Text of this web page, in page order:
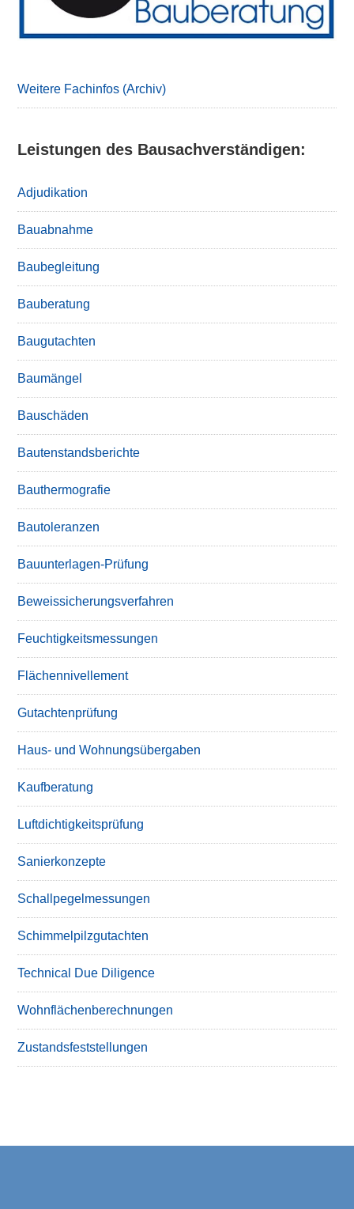
Weitere Fachinfos (Archiv)
Leistungen des Bausachverständigen:
Adjudikation
Bauabnahme
Baubegleitung
Bauberatung
Baugutachten
Baumängel
Bauschäden
Bautenstandsberichte
Bauthermografie
Bautoleranzen
Bauunterlagen-Prüfung
Beweissicherungsverfahren
Feuchtigkeitsmessungen
Flächennivellement
Gutachtenprüfung
Haus- und Wohnungsübergaben
Kaufberatung
Luftdichtigkeitsprüfung
Sanierkonzepte
Schallpegelmessungen
Schimmelpilzgutachten
Technical Due Diligence
Wohnflächenberechnungen
Zustandsfeststellungen